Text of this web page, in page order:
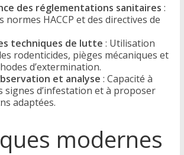
des réglementations sanitaires :
normes HACCP et des directives de
techniques de lutte : Utilisation
rodenticides, pièges mécaniques et
d’extermination.
et analyse : Capacité à
signes d’infestation et à proposer
adaptées.
modernes